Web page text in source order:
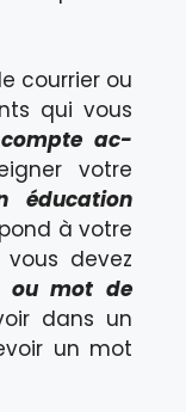
courrier ou
qui vous
compte ac-
votre
éducation
à votre
devez
ou mot de
dans un
un mot